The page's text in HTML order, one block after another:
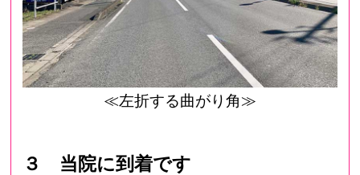
≪左折する曲がり角≫
３ 当院に到着です